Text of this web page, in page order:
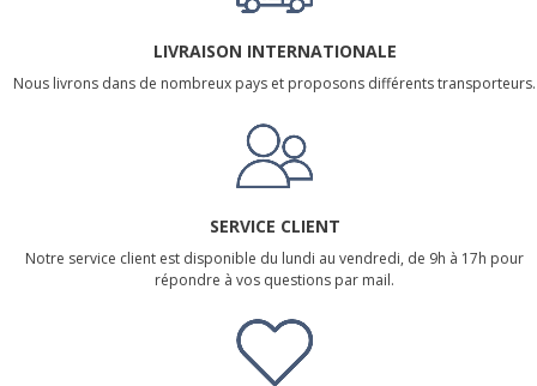
LIVRAISON INTERNATIONALE
Nous livrons dans de nombreux pays et proposons différents transporteurs.
SERVICE CLIENT
Notre service client est disponible du lundi au vendredi, de 9h à 17h pour
répondre à vos questions par mail.